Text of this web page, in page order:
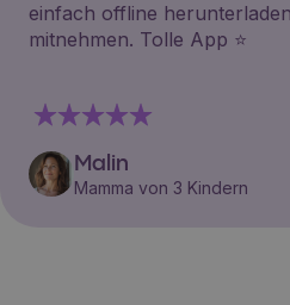
einfach offline
mitnehmen. Tolle App ⭐️
Malin
Mamma von 3 Kindern